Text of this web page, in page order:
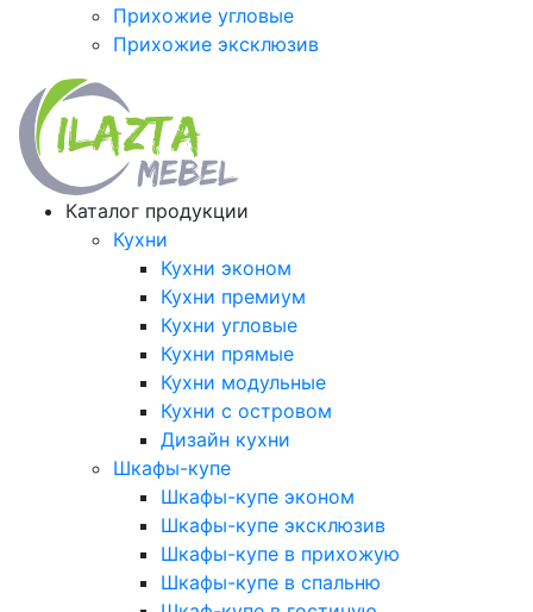
Прихожие угловые
Прихожие эксклюзив
Каталог продукции
Кухни
Кухни эконом
Кухни премиум
Кухни угловые
Кухни прямые
Кухни модульные
Кухни с островом
Дизайн кухни
Шкафы-купе
Шкафы-купе эконом
Шкафы-купе эксклюзив
Шкафы-купе в прихожую
Шкафы-купе в спальню